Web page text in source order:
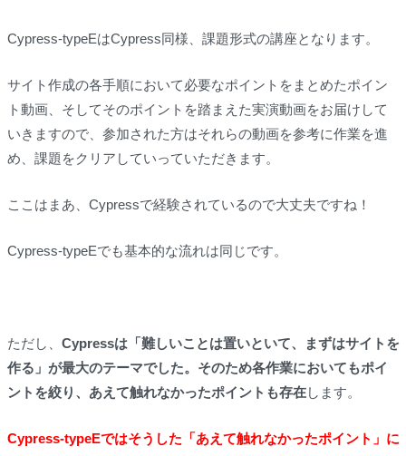
Cypress-typeEはCypress同様、課題形式の講座となります。
サイト作成の各手順において必要なポイントをまとめたポイン
ト動画、そしてそのポイントを踏まえた実演動画をお届けして
いきますので、参加された方はそれらの動画を参考に作業を進
め、課題をクリアしていっていただきます。
ここはまあ、Cypressで経験されているので大丈夫ですね！
Cypress-typeEでも基本的な流れは同じです。
ただし、 Cypressは「難しいことは置いといて、まずはサイトを
作る」が最大のテーマでした。そのため各作業においてもポイ
ントを絞り、あえて触れなかったポイントも存在します。
Cypress-typeEではそうした「あえて触れなかったポイント」に